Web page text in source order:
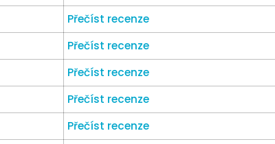
Přečíst recenze
Přečíst recenze
Přečíst recenze
Přečíst recenze
Přečíst recenze